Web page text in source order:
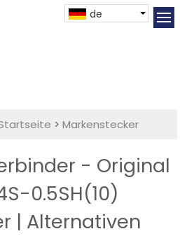
de
>Markenstecker
- Original
0.5SH(10)
| Alternativen